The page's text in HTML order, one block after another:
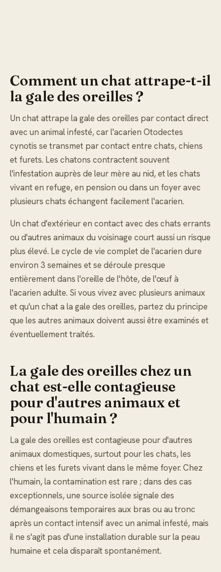
Comment un chat attrape-t-il
la gale des oreilles ?
Un chat attrape la gale des oreilles par contact direct
avec un animal infesté, car l'acarien Otodectes
cynotis se transmet par contact entre chats, chiens
et furets. Les chatons contractent souvent
l'infestation auprès de leur mère au nid, et les chats
vivant en refuge, en pension ou dans un foyer avec
plusieurs chats échangent facilement l'acarien.
Un chat d'extérieur en contact avec des chats errants
ou d'autres animaux du voisinage court aussi un risque
plus élevé. Le cycle de vie complet de l'acarien dure
environ 3 semaines et se déroule presque
entièrement dans l'oreille de l'hôte, de l'œuf à
l'acarien adulte. Si vous vivez avec plusieurs animaux
et qu'un chat a la gale des oreilles, partez du principe
que les autres animaux doivent aussi être examinés et
éventuellement traités.
La gale des oreilles chez un
chat est-elle contagieuse
pour d'autres animaux et
pour l'humain ?
La gale des oreilles est contagieuse pour d'autres
animaux domestiques, surtout pour les chats, les
chiens et les furets vivant dans le même foyer. Chez
l'humain, la contamination est rare ; dans des cas
exceptionnels, une source isolée signale des
démangeaisons temporaires aux bras ou au tronc
après un contact intensif avec un animal infesté, mais
il ne s'agit pas d'une installation durable sur la peau
humaine et cela disparaît spontanément.